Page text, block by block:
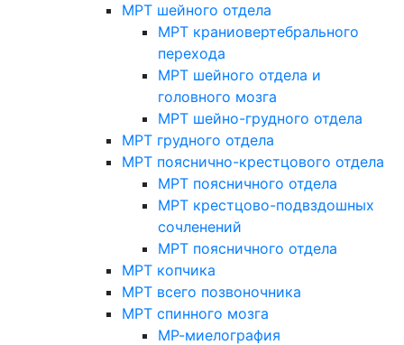
МРТ шейного отдела
МРТ краниовертебрального
перехода
МРТ шейного отдела и
головного мозга
МРТ шейно-грудного отдела
МРТ грудного отдела
МРТ пояснично-крестцового отдела
МРТ поясничного отдела
МРТ крестцово-подвздошных
сочленений
МРТ поясничного отдела
МРТ копчика
МРТ всего позвоночника
МРТ спинного мозга
МР-миелография